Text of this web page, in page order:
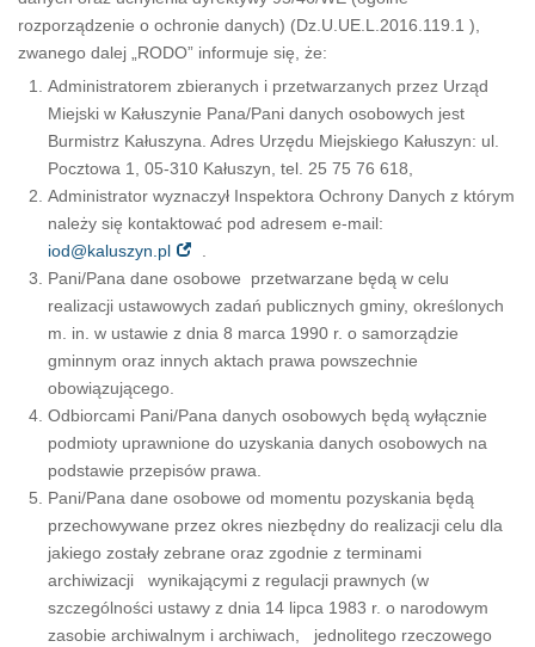
rozporządzenie o ochronie danych) (Dz.U.UE.L.2016.119.1 ),
zwanego dalej „RODO” informuje się, że:
Administratorem zbieranych i przetwarzanych przez Urząd
Miejski w Kałuszynie Pana/Pani danych osobowych jest
Burmistrz Kałuszyna. Adres Urzędu Miejskiego Kałuszyn: ul.
Pocztowa 1, 05-310 Kałuszyn, tel. 25 75 76 618,
Administrator wyznaczył Inspektora Ochrony Danych z którym
należy się kontaktować pod adresem e-mail:
iod@kaluszyn.pl
Pani/Pana dane osobowe przetwarzane będą w celu
realizacji ustawowych zadań publicznych gminy, określonych
m. in. w ustawie z dnia 8 marca 1990 r. o samorządzie
gminnym oraz innych aktach prawa powszechnie
obowiązującego.
Odbiorcami Pani/Pana danych osobowych będą wyłącznie
podmioty uprawnione do uzyskania danych osobowych na
podstawie przepisów prawa.
Pani/Pana dane osobowe od momentu pozyskania będą
przechowywane przez okres niezbędny do realizacji celu dla
jakiego zostały zebrane oraz zgodnie z terminami
archiwizacji wynikającymi z regulacji prawnych (w
szczególności ustawy z dnia 14 lipca 1983 r. o narodowym
zasobie archiwalnym i archiwach, jednolitego rzeczowego